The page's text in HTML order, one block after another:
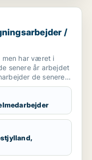
/ smed /
/
men har været i
senere år arbejdet
de senere